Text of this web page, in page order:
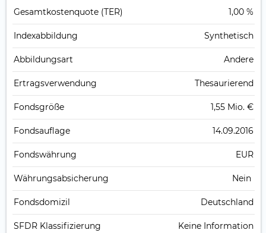
Gesamt­kosten­quote (TER) 1,00 %
Index­abbildung Synthetisch
Abbildungs­art Andere
Ertrags­verwendung Thesaurierend
Fonds­größe 1,55 Mio. €
Fonds­auflage 14.09.2016
Fonds­währung EUR
Währungsabsicherung Nein
Fondsdomizil Deutschland
SFDR Klassifizierung Keine Information